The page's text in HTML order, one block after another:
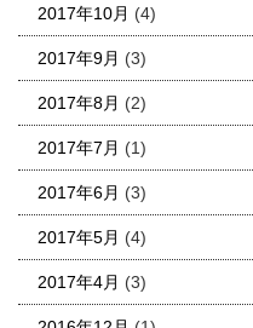
2017年10月 (4)
2017年9月 (3)
2017年8月 (2)
2017年7月 (1)
2017年6月 (3)
2017年5月 (4)
2017年4月 (3)